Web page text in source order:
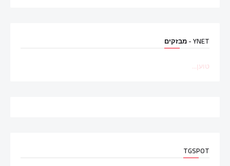
YNET - מבזקים
טוען...
TGSPOT